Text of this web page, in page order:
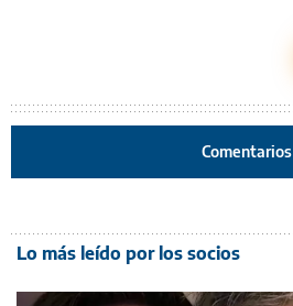
Comentarios
Lo más leído por los socios